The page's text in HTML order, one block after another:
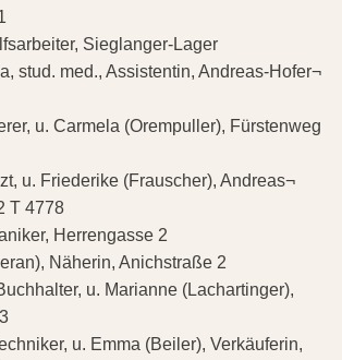
Sieglanger-Lager
stud. med., Assistentin, Andreas-Hofer¬
u. Carmela (Orempuller), Fürstenweg
u. Friederike (Frauscher), Andreas¬
T 4778
Herrengasse 2
Näherin, Anichstraße 2
u. Marianne (Lachartinger),
u. Emma (Beiler), Verkäuferin,